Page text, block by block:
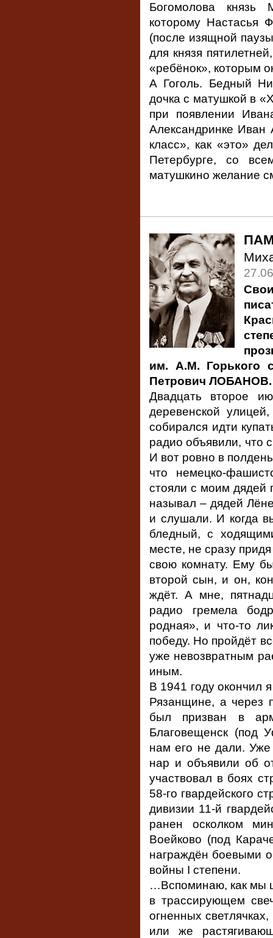
Богомолова
которому Настасья
(после изящной
для князя
«ребёнок», которым
А Гоголь. Бедный
дочка с матушкой в
при появлении
Александринке Иван
класс», как «это»
Петербурге, со
матушкино желание
им. А.М. Горького
Петрович ЛОБАНОВ.
Двадцать второе
деревенской
собирался идти
радио объявили, что
И вот ровно в
что немецко-
стояли с моим дядей
называл – дядей
и слушали. И когда
бледный, с
месте, не сразу
свою комнату. Ему
второй сын, и он,
ждёт. А мне,
радио гремела
родная», и что-то
победу. Но пройдёт
уже невозвратным
иным.
В 1941 году окончил
Рязанщине, а через
был призван в
Благовещенск (под
нам его не дали.
нар и объявили об
участвовал в боях
58-го гвардейского
дивизии 11-й
ранен осколком
Воейково (под
награждён боевыми
войны I степени.
…Вспоминаю, как мы
в трассирующем
огненных
или же